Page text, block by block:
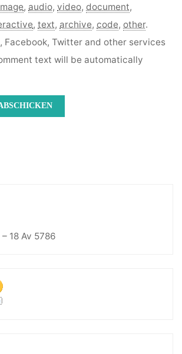
,audio,video,document,
,text,archive,code,other.
Facebook, Twitter and other services
text will be automatically
18 Av 5786